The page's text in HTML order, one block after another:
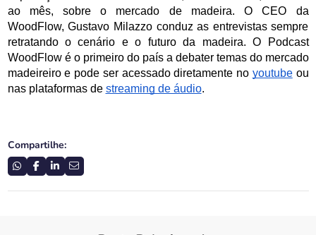
ao mês, sobre o mercado de madeira. O CEO da
WoodFlow, Gustavo Milazzo conduz as entrevistas sempre
retratando o cenário e o futuro da madeira. O Podcast
WoodFlow é o primeiro do país a debater temas do mercado
madeireiro e pode ser acessado diretamente no youtube ou
nas plataformas de streaming de áudio.
Compartilhe: